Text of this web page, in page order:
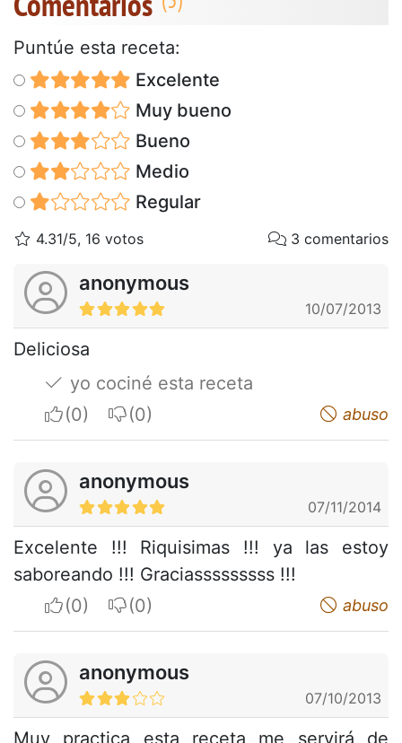
Puntúe esta receta:
Excelente
Muy bueno
Bueno
Medio
Regular
4.31/5, 16 votos 3 comentarios
anonymous
10/07/2013
Deliciosa
yo cociné esta receta
I apreciateI do not appreciate abuso
anonymous
07/11/2014
Excelente !!! Riquisimas !!! ya las estoy
saboreando !!! Graciasssssssss !!!
I apreciateI do not appreciate abuso
anonymous
07/10/2013
Muy practica esta receta me servirá de